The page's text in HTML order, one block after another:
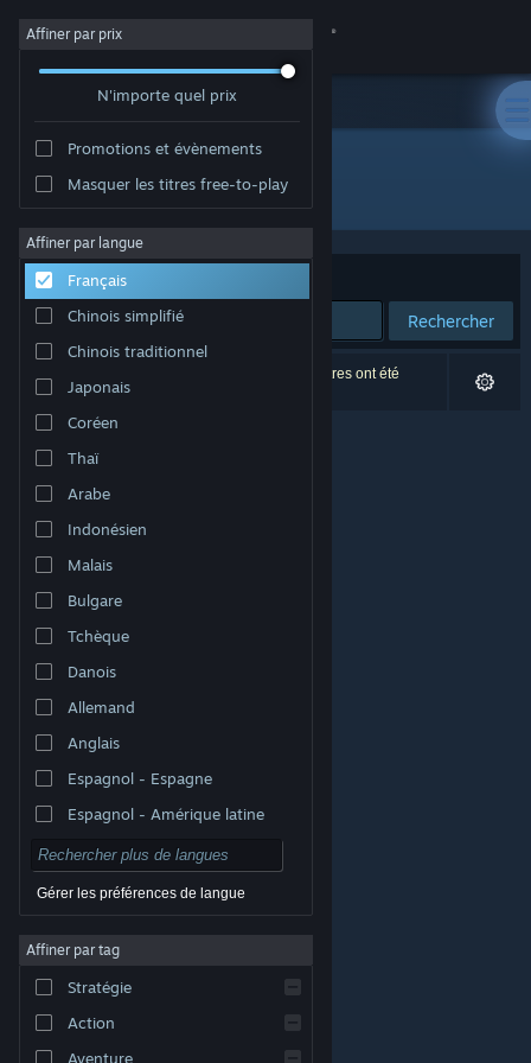
Se connecter
Magasin
À propos
Support
Changer la langue
Télécharger l'application mobile Steam
Voir version ordi. du site
© Valve Corporation. Tous droits réservés. Toutes les
titulaires aux États-Unis et dans d'autres pays.
Accessibilité
Remboursements
Affiner par prix
N'importe quel prix
Promotions et évènements
Masquer les titres free-to-play
Affiner par langue
Français
Chinois simplifié
Chinois traditionnel
Japonais
Coréen
Thaï
Arabe
Indonésien
Malais
Bulgare
Tchèque
Danois
Allemand
Anglais
Espagnol - Espagne
Espagnol - Amérique latine
Gérer les préférences de langue
Affiner par tag
Stratégie
Action
Aventure
Édition : Alaska
Trier par Pertinence
Rechercher
0 résultats correspondent à votre recherche. 2 titres ont été
exclus selon vos préférences.